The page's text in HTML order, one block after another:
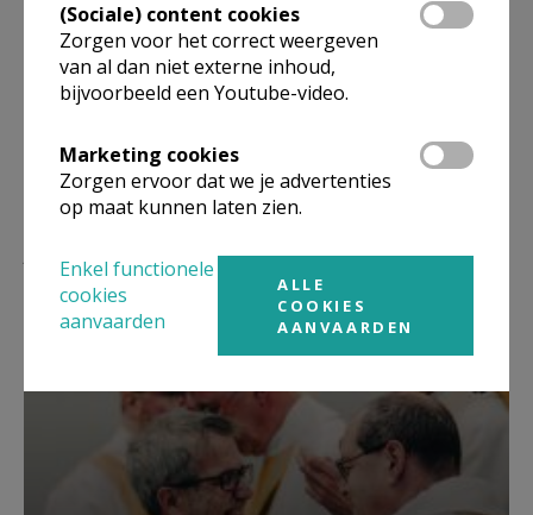
Deel dit artikel
Lees meer
(Sociale) content cookies
Zorgen voor het correct weergeven
van al dan niet externe inhoud,
bijvoorbeeld een Youtube-video.
Marketing cookies
Zorgen ervoor dat we je advertenties
op maat kunnen laten zien.
Enkel functionele
cookies
aanvaarden
ALLE
COOKIES
AANVAARDEN